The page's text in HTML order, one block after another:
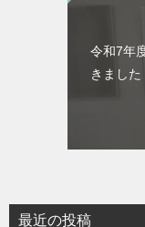
令和7年
きました
最近の投稿